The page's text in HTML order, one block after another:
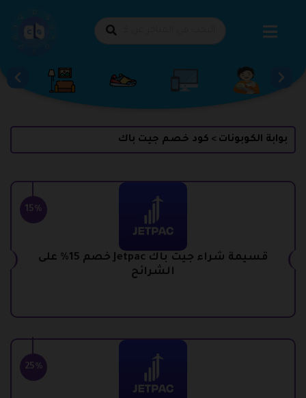
بوابة الكوبونات > كود خصم جيت باك
15%
قسيمة شراء جيت باك Jetpac خصم 15% على
الشرائح
25%